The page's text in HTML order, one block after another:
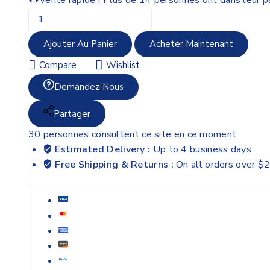
Ajouter Au Panier
Acheter Maintenant
Compare
Wishlist
Demandez-Nous
Partager
30 personnes consultent ce site en ce moment
Estimated Delivery : Up to 4 business days
Free Shipping & Returns :On all orders over